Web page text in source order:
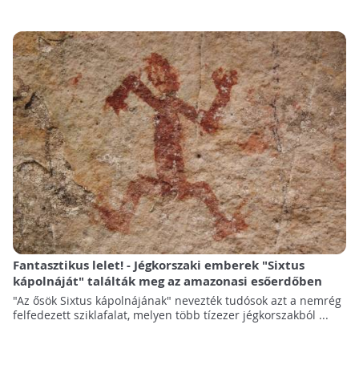
Fantasztikus lelet! - Jégkorszaki emberek "Sixtus
kápolnáját" találták meg az amazonasi esőerdőben
"Az ősök Sixtus kápolnájának" nevezték tudósok azt a nemrég
felfedezett sziklafalat, melyen több tízezer jégkorszakból ...